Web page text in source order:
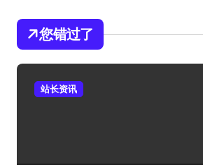
您错过了
站长资讯